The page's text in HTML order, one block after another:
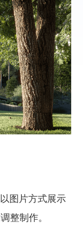
图片方式展示
整制作。